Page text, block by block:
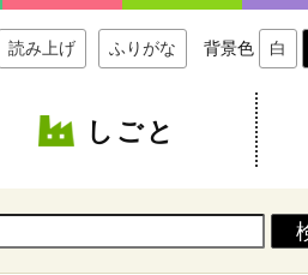
読み上げ ふりがな 背景色 白
しごと